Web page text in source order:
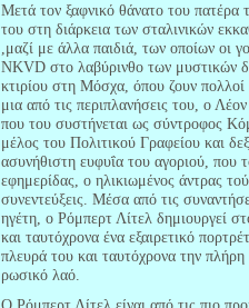
Μετά τον ξαφνικό θάνατο του
του στη διάρκεια των σταλινικών
,μαζί με άλλα παιδιά, των οποίων οι
NKVD στο λαβύρινθο των μυστικών
κτιρίου στη Μόσχα, όπου ζουν πολλοί
μια από τις περιπλανήσεις του, ο
που του συστήνεται ως σύντροφος
μέλος του Πολιτικού Γραφείου και
ασυνήθιστη ευφυΐα του αγοριού, που
εφημερίδας, ο ηλικιωμένος άντρας
συνεντεύξεις. Μέσα από τις
ηγέτη, ο Ρόμπερτ Λίτελ δημιουργεί
και ταυτόχρονα ένα εξαιρετικό
πλευρά του και ταυτόχρονα την
ρωσικό λαό.